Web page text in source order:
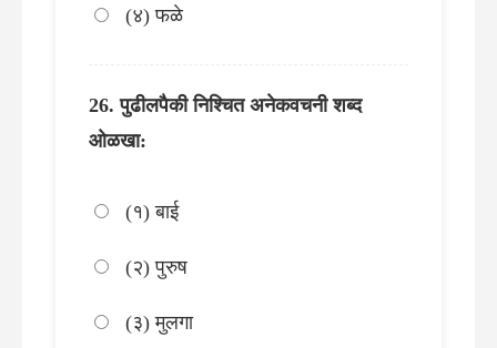
(४) फळे
पुढीलपैकी निश्चित अनेकवचनी शब्द
ओळखा:
(१) बाई
(२) पुरुष
(३) मुलगा